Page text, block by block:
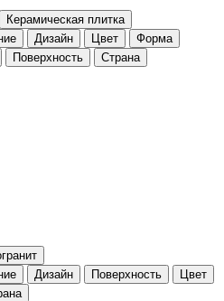
Керамическая плитка
Дизайн Цвет
Форма
Поверхность Страна
Дизайн Поверхность
Цвет